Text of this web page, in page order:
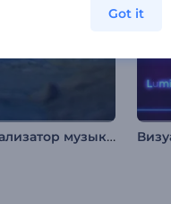
Визуализатор музыки "Космическая обсерватория"
Got it